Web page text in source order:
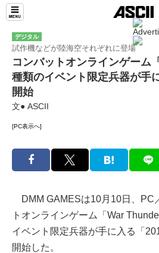
デジタル
試作機などが陸海空それぞれに登場
コンバットオンラインゲーム
種類のイベント限定兵器が手
開始
文● ASCII
[PC表示へ]
DMM GAMESは10月10日、PC
トオンラインゲーム「War
イベント限定兵器が手に入る「
開始した。